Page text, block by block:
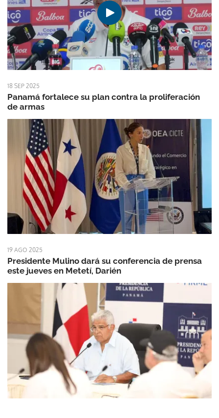
18 SEP 2025
Panamá fortalece su plan contra la proliferación
de armas
19 AGO 2025
Presidente Mulino dará su conferencia de prensa
este jueves en Metetí, Darién